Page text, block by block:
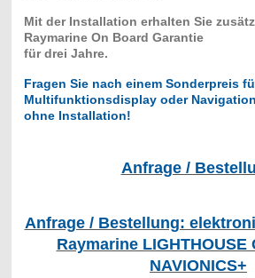
Mit der Installation erhalten Sie
Raymarine On Board Garantie
für drei Jahre.
Fragen Sie nach einem Sonderpreis
Multifunktionsdisplay oder
ohne Installation!
Anfrage /
Anfrage / Bestellung:
Raymarine LIGHTHOUSE
NAVIONICS+